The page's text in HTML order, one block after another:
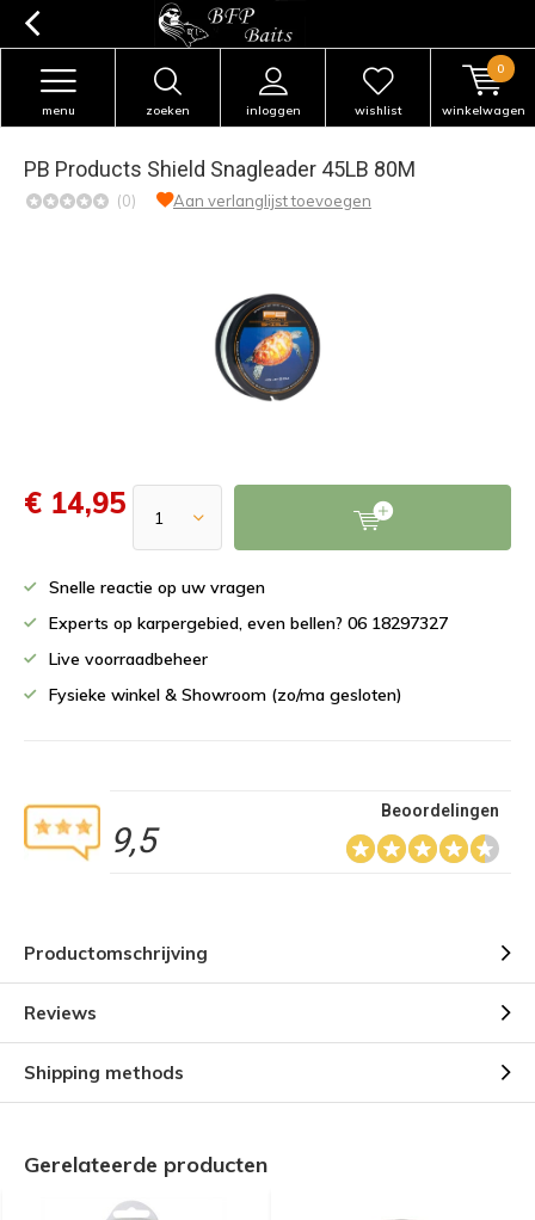
zoeken inloggen
menu wishlist winkelwagen
0
PB Products Shield Snagleader 45LB 80M
(0) Aan verlanglijst toevoegen
€ 14,95
Snelle reactie op uw vragen
Experts op karpergebied, even bellen? 06 18297327
Live voorraadbeheer
Fysieke winkel & Showroom (zo/ma gesloten)
9,5
Beoordelingen
Productomschrijving
Reviews
Shipping methods
Gerelateerde producten